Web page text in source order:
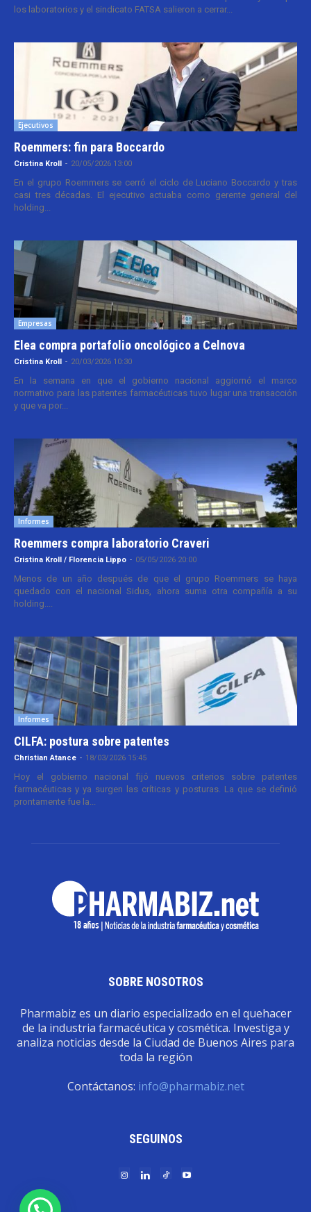
los laboratorios y el sindicato FATSA salieron a cerrar...
Ejecutivos
Roemmers: fin para Boccardo
Cristina Kroll - 20/05/2026 13:00
En el grupo Roemmers se cerró el ciclo de Luciano Boccardo y tras
casi tres décadas. El ejecutivo actuaba como gerente general del
holding...
Empresas
Elea compra portafolio oncológico a Celnova
Cristina Kroll - 20/03/2026 10:30
En la semana en que el gobierno nacional aggiornó el marco
normativo para las patentes farmacéuticas tuvo lugar una transacción
y que va por...
Informes
Roemmers compra laboratorio Craveri
Cristina Kroll / Florencia Lippo - 05/05/2026 20:00
Menos de un año después de que el grupo Roemmers se haya
quedado con el nacional Sidus, ahora suma otra compañía a su
holding....
Informes
CILFA: postura sobre patentes
Christian Atance - 18/03/2026 15:45
Hoy el gobierno nacional fijó nuevos criterios sobre patentes
farmacéuticas y ya surgen las críticas y posturas. La que se definió
prontamente fue la...
SOBRE NOSOTROS
Pharmabiz es un diario especializado en el quehacer
de la industria farmacéutica y cosmética. Investiga y
analiza noticias desde la Ciudad de Buenos Aires para
toda la región
Contáctanos: info@pharmabiz.net
SEGUINOS